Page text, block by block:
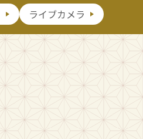
ライブカメラ